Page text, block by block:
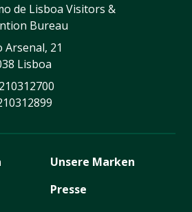
de Lisboa Visitors &
Bureau
Arsenal, 21
Lisboa
Unsere Marken
Presse